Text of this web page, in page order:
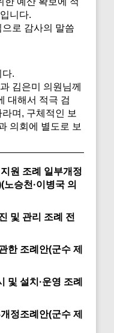
니다.
로 감사의 말씀
.
김은미 의원님께
대해서 적극 검
며, 구체적인 보
의회에 별도로 보
원 조례 일부개정
승천·이병국 의
및 관리 조례 전
한 조례안(군수 제
및 설치·운영 조례
정조례안(군수 제